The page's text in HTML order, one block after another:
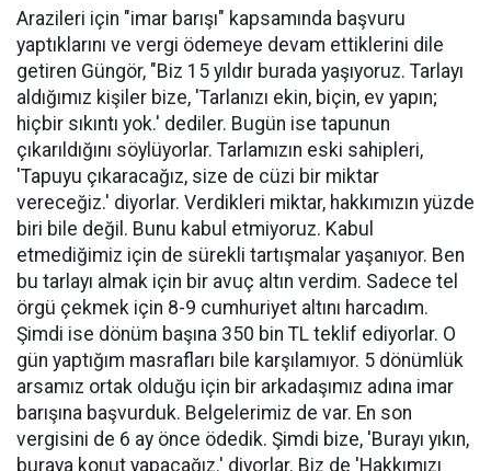
Arazileri için "imar barışı" kapsamında başvuru
yaptıklarını ve vergi ödemeye devam ettiklerini dile
getiren Güngör, "Biz 15 yıldır burada yaşıyoruz. Tarlayı
aldığımız kişiler bize, 'Tarlanızı ekin, biçin, ev yapın;
hiçbir sıkıntı yok.' dediler. Bugün ise tapunun
çıkarıldığını söylüyorlar. Tarlamızın eski sahipleri,
'Tapuyu çıkaracağız, size de cüzi bir miktar
vereceğiz.' diyorlar. Verdikleri miktar, hakkımızın yüzde
biri bile değil. Bunu kabul etmiyoruz. Kabul
etmediğimiz için de sürekli tartışmalar yaşanıyor. Ben
bu tarlayı almak için bir avuç altın verdim. Sadece tel
örgü çekmek için 8-9 cumhuriyet altını harcadım.
Şimdi ise dönüm başına 350 bin TL teklif ediyorlar. O
gün yaptığım masrafları bile karşılamıyor. 5 dönümlük
arsamız ortak olduğu için bir arkadaşımız adına imar
barışına başvurduk. Belgelerimiz de var. En son
vergisini de 6 ay önce ödedik. Şimdi bize, 'Burayı yıkın,
buraya konut yapacağız.' diyorlar. Biz de 'Hakkımızı